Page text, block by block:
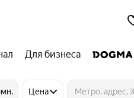
Для бизнеса
Цена